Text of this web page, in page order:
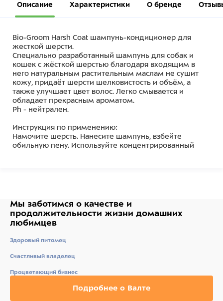
Описание Характеристики О бренде
Bio-Groom Harsh Coat шампунь-кондиционер для
жесткой шерсти.
Специально разработанный шампунь для собак и
кошек с жёсткой шерстью благодаря входящим в
него натуральным растительным маслам не сушит
кожу, придаёт шерсти шелковистость и объём, а
также улучшает цвет волос. Легко смывается и
обладает прекрасным ароматом.
Рh - нейтрален.
Инструкция по применению:
Намочите шерсть. Нанесите шампунь, взбейте
обильную пену. Используйте концентрированный
Set Coat Texturizer и Bio-Groom Pro-White, Harsh Coat
Grooming Powder.
Объём 355 мл.
Очищенная вода, кокосульфат натрия,
ПЭГ-4 рапсовое масло, ароматизатор, лимонная
кислота, феноксиэтанол, синий 1, красный 33.
Мы заботимся о качестве и
продолжительности жизни домашних
любимцев
Здоровый питомец
Счастливый владелец
Процветающий бизнес
Подробнее о Валте